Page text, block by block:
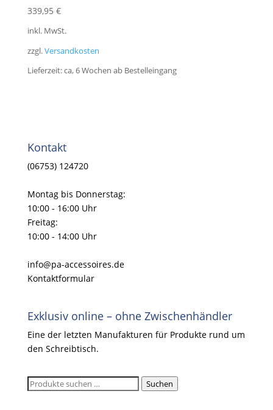
339,95 €
inkl. MwSt.
zzgl.Versandkosten
Lieferzeit:ca, 6 Wochen ab Bestelleingang
Kontakt
(06753) 124720
Montag bis Donnerstag:
10:00 - 16:00 Uhr
Freitag:
10:00 - 14:00 Uhr
info@pa-accessoires.de
Kontaktformular
Exklusiv online – ohne Zwischenhändler
Eine der letzten Manufakturen für Produkte rund um
den Schreibtisch.
Suchen
Suchen